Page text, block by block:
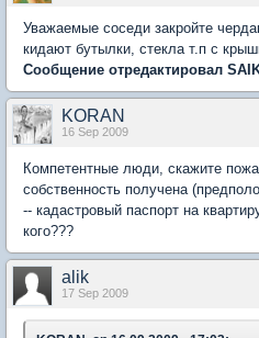
Уважаемые соседи закройте
кидают бутылки, стекла т.п с
Сообщение отредактировал
KORAN
16 Sep 2009
Компетентные люди, скажите
собственность получена
-- кадастровый паспорт на
кого???
alik
17 Sep 2009